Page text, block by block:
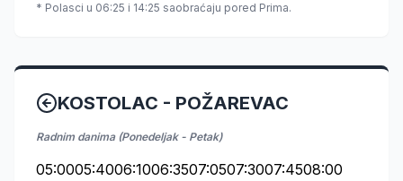
* Polasci u 06:25 i 14:25 saobraćaju pored Prima.
KOSTOLAC - POŽAREVAC
Radnim danima (Ponedeljak - Petak)
05:0005:4006:1006:3507:0507:3007:4508:00